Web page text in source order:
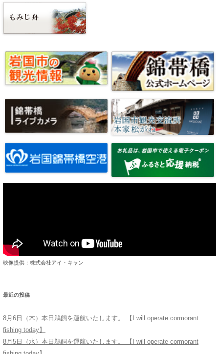
映像提供：株式会社アイ・キャン
最近の投稿
8月6日（木）本日鵜飼を運航いたします。 【I will operate cormorant
fishing today】
8月5日（水）本日鵜飼を運航いたします。 【I will operate cormorant